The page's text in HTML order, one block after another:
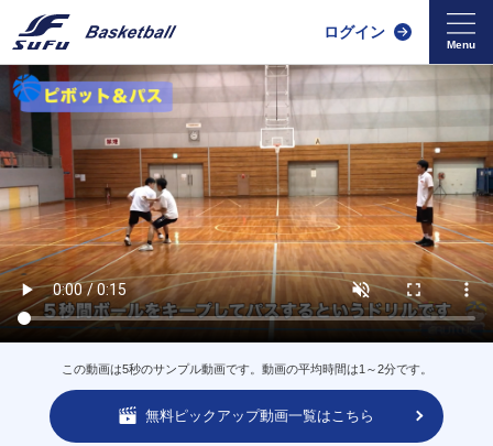
ログイン
この動画は5秒のサンプル動画です。動画の平均時間は1～2分です。
無料ピックアップ動画一覧はこちら